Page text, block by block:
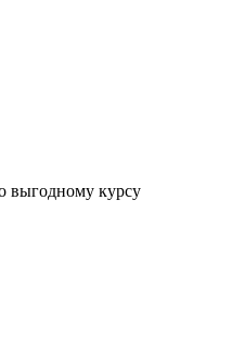
выгодному курсу